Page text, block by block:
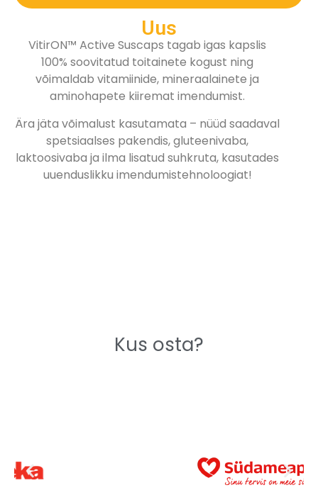
Uus
VitirON™ Active Suscaps tagab igas kapslis
100% soovitatud toitainete kogust ning
võimaldab vitamiinide, mineraalainete ja
aminohapete kiiremat imendumist.
Ära jäta võimalust kasutamata – nüüd saadaval
spetsiaalses pakendis, gluteenivaba,
laktoosivaba ja ilma lisatud suhkruta, kasutades
uuenduslikku imendumistehnoloogiat!
Kus osta?